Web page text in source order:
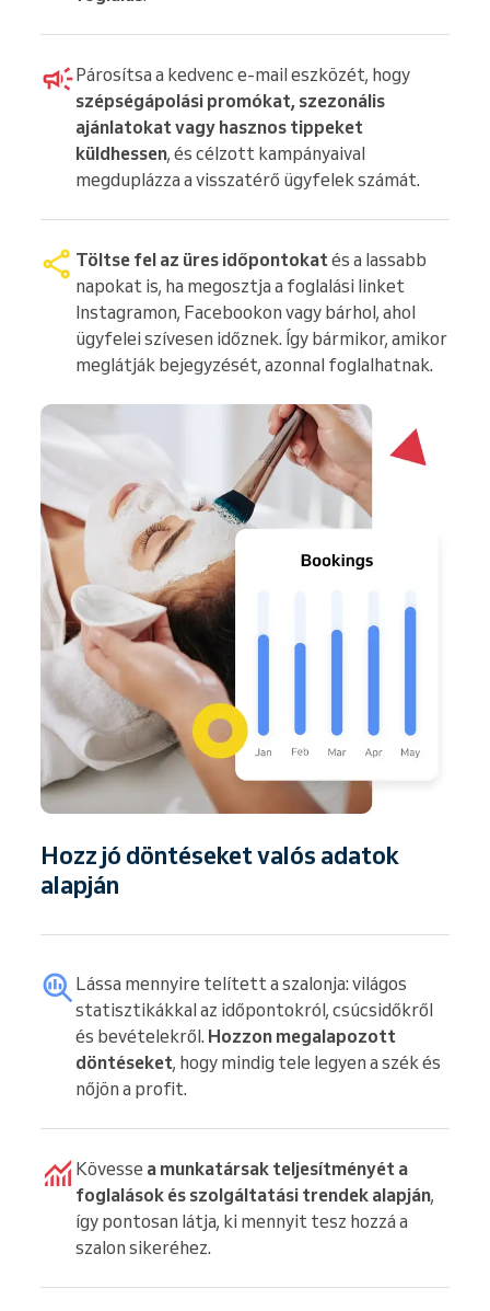
Párosítsa a kedvenc e-mail eszközét, hogy
szépségápolási promókat, szezonális
ajánlatokat vagy hasznos tippeket
küldhessen, és célzott kampányaival
megduplázza a visszatérő ügyfelek számát.
Töltse fel az üres időpontokat és a lassabb
napokat is, ha megosztja a foglalási linket
Instagramon, Facebookon vagy bárhol, ahol
ügyfelei szívesen időznek. Így bármikor, amikor
meglátják bejegyzését, azonnal foglalhatnak.
Hozz jó döntéseket valós adatok
alapján
Lássa mennyire telített a szalonja: világos
statisztikákkal az időpontokról, csúcsidőkről
és bevételekről. Hozzon megalapozott
döntéseket, hogy mindig tele legyen a szék és
nőjön a profit.
Kövesse a munkatársak teljesítményét a
foglalások és szolgáltatási trendek alapján,
így pontosan látja, ki mennyit tesz hozzá a
szalon sikeréhez.